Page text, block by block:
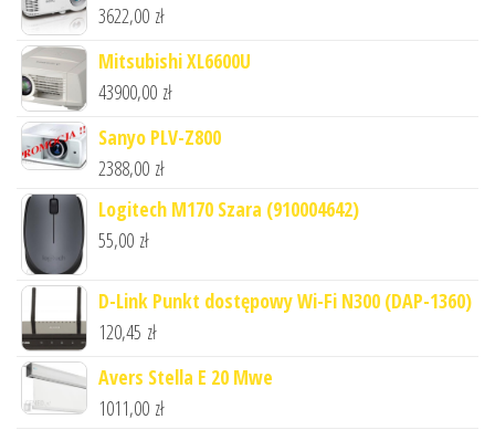
3622,00 zł
Mitsubishi XL6600U
43900,00 zł
Sanyo PLV-Z800
2388,00 zł
Logitech M170 Szara (910004642)
55,00 zł
D-Link Punkt dostępowy Wi-Fi N300 (DAP-1360)
120,45 zł
Avers Stella E 20 Mwe
1011,00 zł